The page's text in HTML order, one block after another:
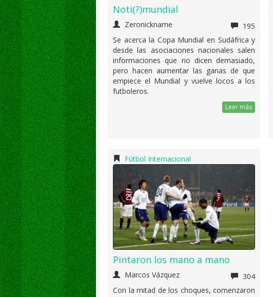
Noti(?)mundial
Zeronickname
195
Se acerca la Copa Mundial en Sudáfrica y
desde las asociaciones nacionales salen
informaciones que no dicen demasiado,
pero hacen aumentar las ganas de que
empiece el Mundial y vuelve locos a los
futboleros.
Leer más
Fútbol Internacional
Pintaron los mano a mano
Marcos Vázquez
304
Con la mitad de los choques, comenzaron